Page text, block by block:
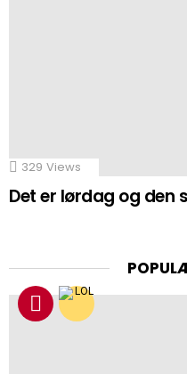
329 Views
Det er lørdag og den